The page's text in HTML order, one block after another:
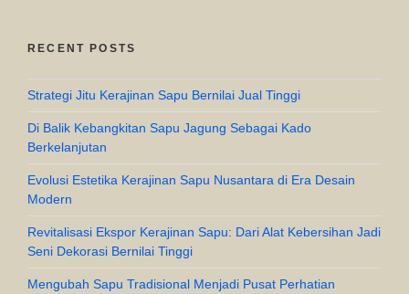
RECENT POSTS
Strategi Jitu Kerajinan Sapu Bernilai Jual Tinggi
Di Balik Kebangkitan Sapu Jagung Sebagai Kado
Berkelanjutan
Evolusi Estetika Kerajinan Sapu Nusantara di Era Desain
Modern
Revitalisasi Ekspor Kerajinan Sapu: Dari Alat Kebersihan Jadi
Seni Dekorasi Bernilai Tinggi
Mengubah Sapu Tradisional Menjadi Pusat Perhatian